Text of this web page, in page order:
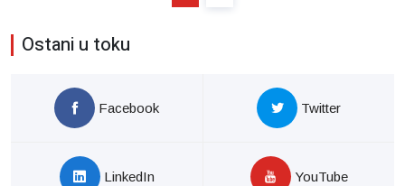
Ostani u toku
Facebook Twitter
LinkedIn YouTube